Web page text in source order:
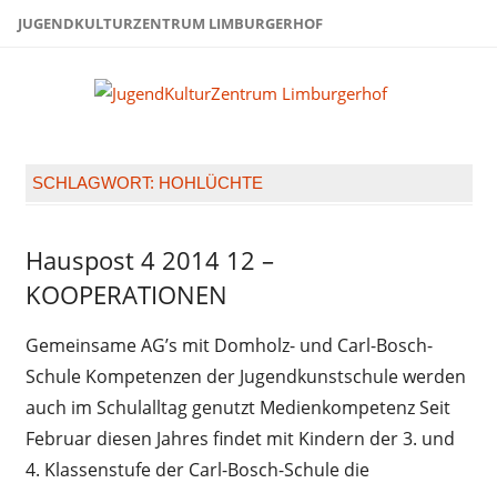
ZumJUGENDKULTURZENTRUM LIMBURGERHOF
SCHLAGWORT: HOHLÜCHTE
Hauspost
4 2014
Hauspost 4 2014 12 –
KOOPERATIONEN
Gemeinsame AG’s mit Domholz- und Carl-Bosch-
Schule Kompetenzen der Jugendkunstschule werden
auch im Schulalltag genutzt Medienkompetenz Seit
Februar diesen Jahres findet mit Kindern der 3. und
4. Klassenstufe der Carl-Bosch-Schule die